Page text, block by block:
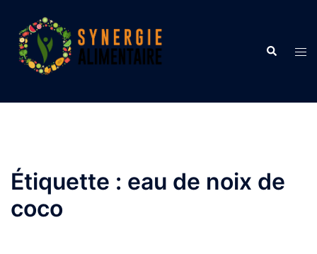
contenu
Étiquette : eau de noix de
coco